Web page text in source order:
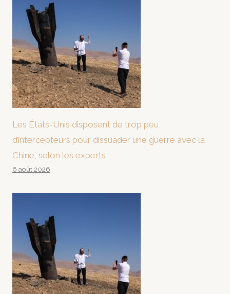
Les États-Unis disposent de trop peu
d’intercepteurs pour dissuader une guerre avec la
Chine, selon les experts
6 août 2026